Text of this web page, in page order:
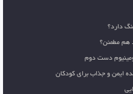
دارد؟
هم مطمئن؟
دست دوم
ایمن و جذاب برای کودکان